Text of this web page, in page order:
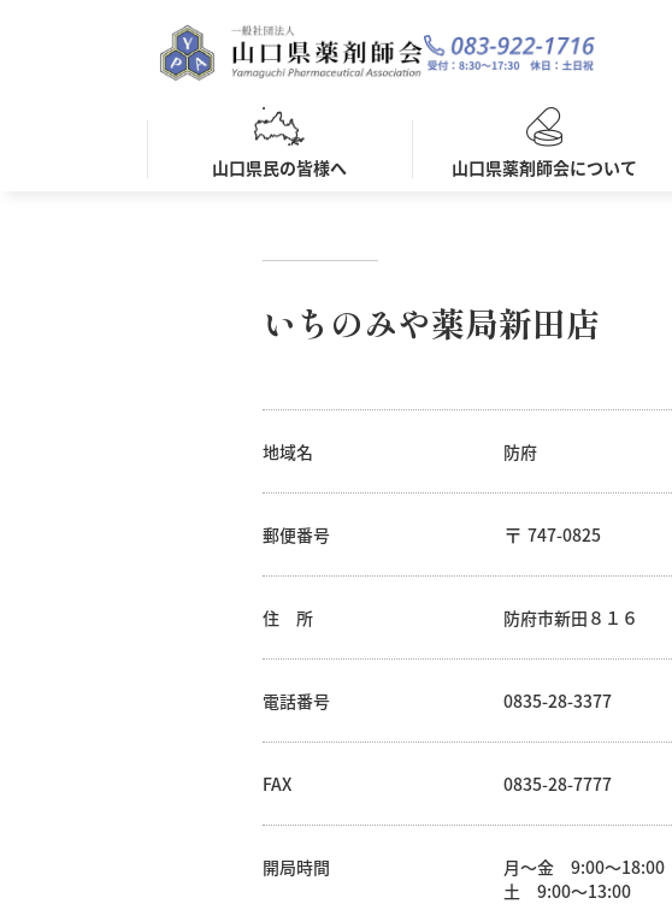
山口県民の皆様へ 山口県薬剤師会について
いちのみや薬局新田店
地域名 防府
郵便番号 747-0825
住 所 防府市新田８１６
電話番号 0835-28-3377
FAX 0835-28-7777
開局時間
月～金 9:00～18:00
土 9:00～13:00